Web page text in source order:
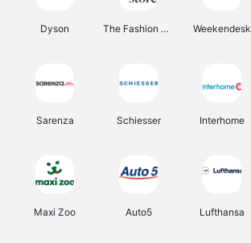
Dyson The Fashion Store Weekendesk
Sarenza Schiesser Interhome
Maxi Zoo Auto5 Lufthansa